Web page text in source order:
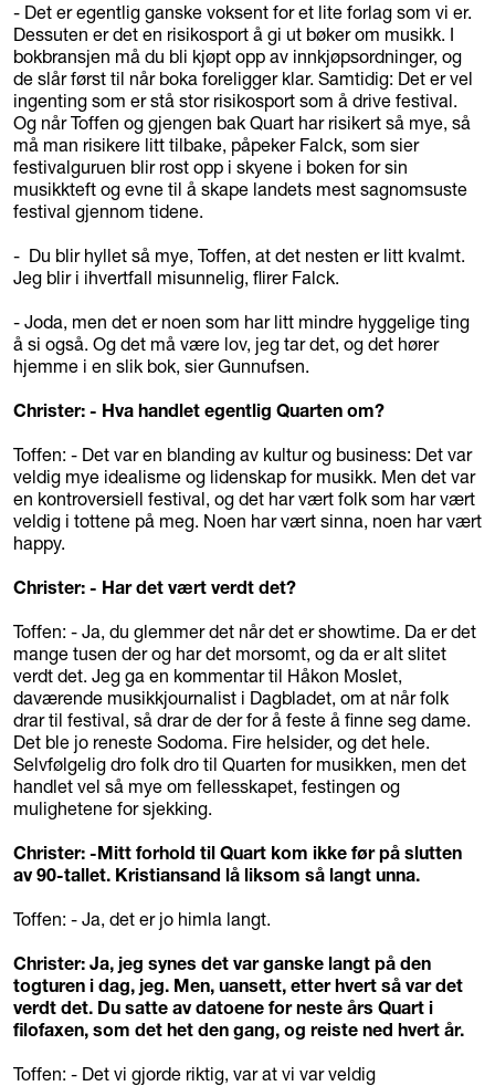
- Det er egentlig ganske voksent for et lite forlag som vi er.
Dessuten er det en risikosport å gi ut bøker om musikk. I
bokbransjen må du bli kjøpt opp av innkjøpsordninger, og
de slår først til når boka foreligger klar. Samtidig: Det er vel
ingenting som er stå stor risikosport som å drive festival.
Og når Toffen og gjengen bak Quart har risikert så mye, så
må man risikere litt tilbake, påpeker Falck, som sier
festivalguruen blir rost opp i skyene i boken for sin
musikkteft og evne til å skape landets mest sagnomsuste
festival gjennom tidene.
- Du blir hyllet så mye, Toffen, at det nesten er litt kvalmt.
Jeg blir i ihvertfall misunnelig, flirer Falck.
- Joda, men det er noen som har litt mindre hyggelige ting
å si også. Og det må være lov, jeg tar det, og det hører
hjemme i en slik bok, sier Gunnufsen.
Christer: - Hva handlet egentlig Quarten om?
Toffen: - Det var en blanding av kultur og business: Det var
veldig mye idealisme og lidenskap for musikk. Men det var
en kontroversiell festival, og det har vært folk som har vært
veldig i tottene på meg. Noen har vært sinna, noen har vært
happy.
Christer: - Har det vært verdt det?
Toffen: - Ja, du glemmer det når det er showtime. Da er det
mange tusen der og har det morsomt, og da er alt slitet
verdt det. Jeg ga en kommentar til Håkon Moslet,
daværende musikkjournalist i Dagbladet, om at når folk
drar til festival, så drar de der for å feste å finne seg dame.
Det ble jo reneste Sodoma. Fire helsider, og det hele.
Selvfølgelig dro folk dro til Quarten for musikken, men det
handlet vel så mye om fellesskapet, festingen og
mulighetene for sjekking.
Christer: -Mitt forhold til Quart kom ikke før på slutten
av 90-tallet. Kristiansand lå liksom så langt unna.
Toffen: - Ja, det er jo himla langt.
Christer: Ja, jeg synes det var ganske langt på den
togturen i dag, jeg. Men, uansett, etter hvert så var det
verdt det. Du satte av datoene for neste års Quart i
filofaxen, som det het den gang, og reiste ned hvert år.
Toffen: - Det vi gjorde riktig, var at vi var veldig